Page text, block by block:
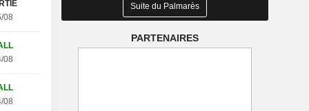
WC25V (+27.68%)
08
08
08
Suite du Palmarès
PARTENAIRES